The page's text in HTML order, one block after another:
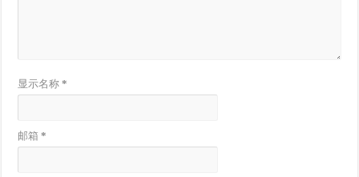
显示名称*
邮箱*